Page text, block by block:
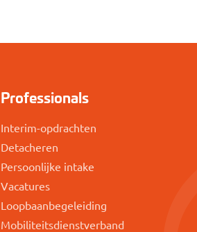
Professionals
Interim-opdrachten
Detacheren
Persoonlijke intake
Vacatures
Loopbaanbegeleiding
Mobiliteitsdienstverband